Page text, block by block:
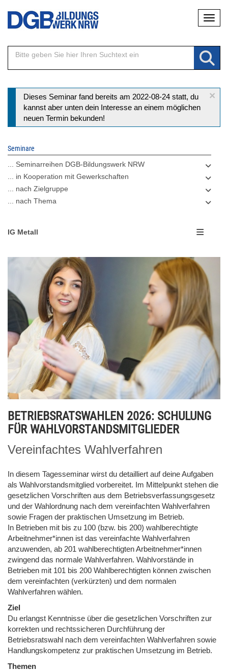
Direkt
Inhalt
×
Statusmeldung
Dieses Seminar fand bereits am 2022-08-24 statt, du
kannst aber unten dein Interesse an einem möglichen
neuen Termin bekunden!
Seminare
... Seminarreihen DGB-Bildungswerk NRW
... in Kooperation mit Gewerkschaften
... nach Zielgruppe
... nach Thema
IG Metall
BETRIEBSRATSWAHLEN 2026: SCHULUNG
FÜR WAHLVORSTANDSMITGLIEDER
Vereinfachtes Wahlverfahren
In diesem Tagesseminar wirst du detailliert auf deine Aufgaben
als Wahlvorstandsmitglied vorbereitet. Im Mittelpunkt stehen die
gesetzlichen Vorschriften aus dem Betriebsverfassungsgesetz
und der Wahlordnung nach dem vereinfachten Wahlverfahren
sowie Fragen der praktischen Umsetzung im Betrieb.
In Betrieben mit bis zu 100 (bzw. bis 200) wahlberechtigte
Arbeitnehmer*innen ist das vereinfachte Wahlverfahren
anzuwenden, ab 201 wahlberechtigten Arbeitnehmer*innen
zwingend das normale Wahlverfahren. Wahlvorstände in
Betrieben mit 101 bis 200 Wahlberechtigten können zwischen
dem vereinfachten (verkürzten) und dem normalen
Wahlverfahren wählen.
Ziel
Du erlangst Kenntnisse über die gesetzlichen Vorschriften zur
korrekten und rechtssicheren Durchführung der
Betriebsratswahl nach dem vereinfachten Wahlverfahren sowie
Handlungskompetenz zur praktischen Umsetzung im Betrieb.
Themen